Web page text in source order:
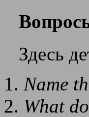
Здесь
Name
What